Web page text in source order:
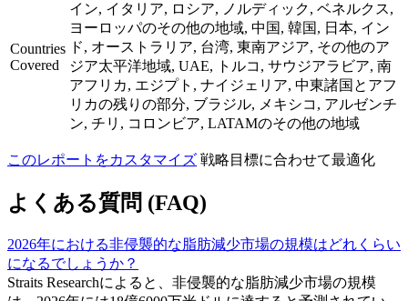
Countries
Covered
イン, イタリア, ロシア, ノルディック, ベネルクス,
ヨーロッパのその他の地域, 中国, 韓国, 日本, イン
ド, オーストラリア, 台湾, 東南アジア, その他のア
ジア太平洋地域, UAE, トルコ, サウジアラビア, 南
アフリカ, エジプト, ナイジェリア, 中東諸国とアフ
リカの残りの部分, ブラジル, メキシコ, アルゼンチ
ン, チリ, コロンビア, LATAMのその他の地域
このレポートをカスタマイズ 戦略目標に合わせて最適化
よくある質問 (FAQ)
2026年における非侵襲的な脂肪減少市場の規模はどれくらい
になるでしょうか？
Straits Researchによると、非侵襲的な脂肪減少市場の規模